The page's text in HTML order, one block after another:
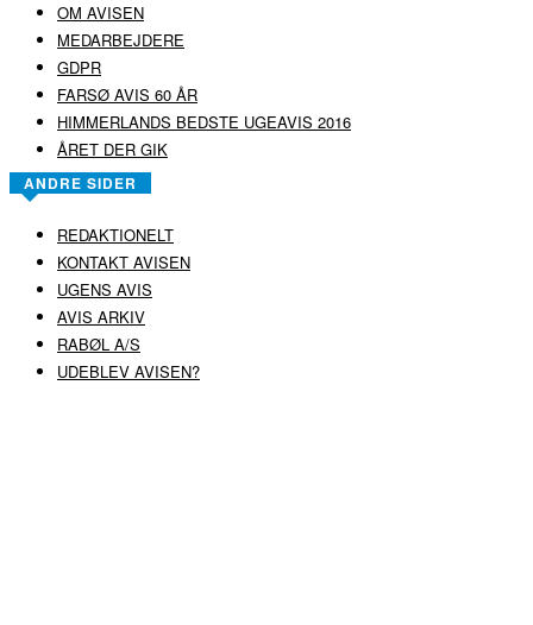
OM AVISEN
MEDARBEJDERE
GDPR
FARSØ AVIS 60 ÅR
HIMMERLANDS BEDSTE UGEAVIS 2016
ÅRET DER GIK
ANDRE SIDER
REDAKTIONELT
KONTAKT AVISEN
UGENS AVIS
AVIS ARKIV
RABØL A/S
UDEBLEV AVISEN?